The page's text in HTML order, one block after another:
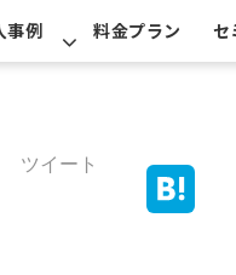
事例 料金プラン セ
ツイート